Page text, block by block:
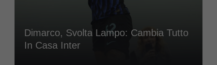
Dimarco, Svolta Lampo: Cambia Tutto
In Casa Inter